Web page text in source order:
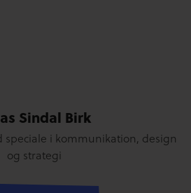
Sindal Birk
i kommunikation, design
og strategi